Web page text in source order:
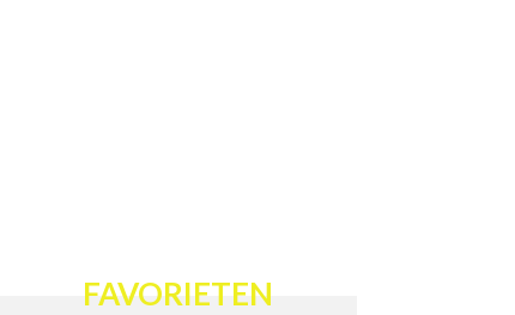
FAVORIETEN